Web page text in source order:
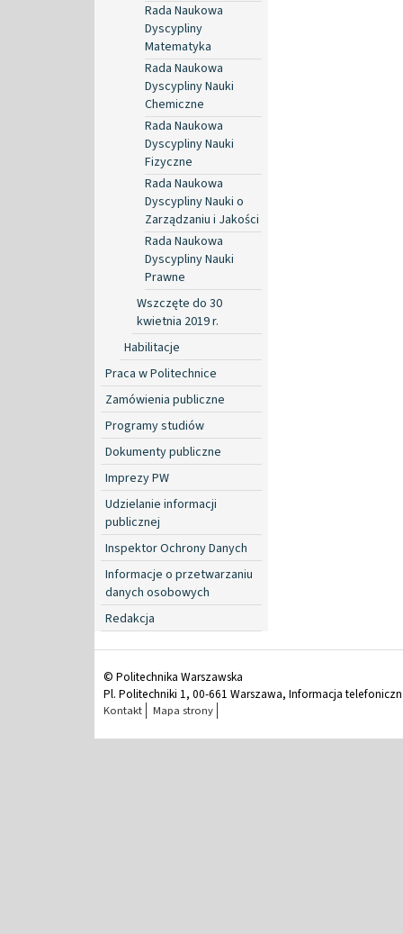
Rada Naukowa
Dyscypliny
Matematyka
Rada Naukowa
Dyscypliny Nauki
Chemiczne
Rada Naukowa
Dyscypliny Nauki
Fizyczne
Rada Naukowa
Dyscypliny Nauki o
Zarządzaniu i Jakości
Rada Naukowa
Dyscypliny Nauki
Prawne
Wszczęte do 30
kwietnia 2019 r.
Habilitacje
Praca w Politechnice
Zamówienia publiczne
Programy studiów
Dokumenty publiczne
Imprezy PW
Udzielanie informacji
publicznej
Inspektor Ochrony Danych
Informacje o przetwarzaniu
danych osobowych
Redakcja
© Politechnika Warszawska
Pl. Politechniki 1, 00-661 Warszawa, Informacja
Kontakt Mapa strony